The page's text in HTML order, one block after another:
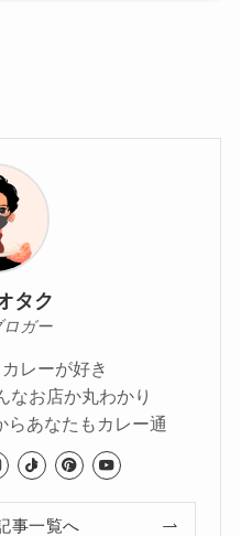
タク
ロガー
レーが好き
なお店か丸わかり
らあなたもカレー通
事一覧へ